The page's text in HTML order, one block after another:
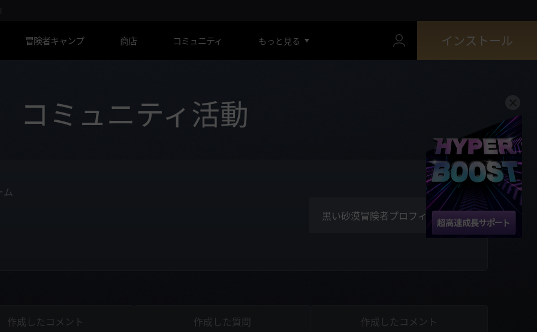
冒険者キャンプ 商店 コミュニティ もっと見る インストール
コミュニティ活動
ム
黒い砂漠冒険者プロフィール
作成したコメント 作成した質問 作成したコメント